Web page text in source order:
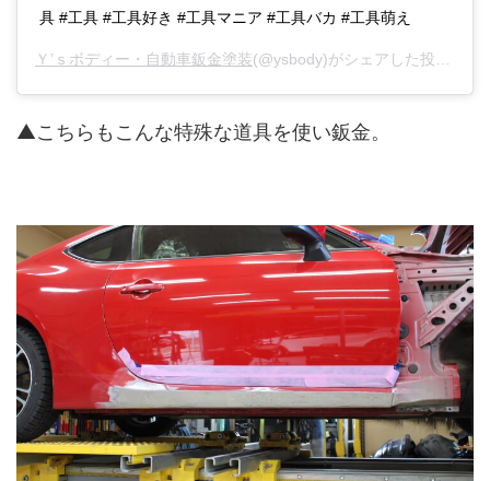
具 #工具 #工具好き #工具マニア #工具バカ #工具萌え
Ｙ’ｓボディー・自動車鈑金塗装(@ysbody)がシェアした投稿 -
▲こちらもこんな特殊な道具を使い鈑金。